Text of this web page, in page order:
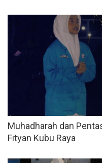
Muhadharah dan
Fityan Kubu Raya